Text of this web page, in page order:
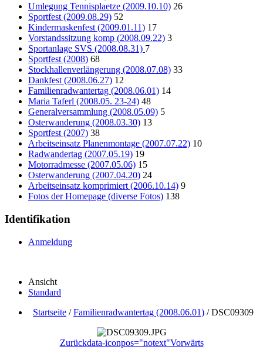
Umlegung Tennisplaetze (2009.10.10) 26
Sportfest (2009.08.29) 52
Kindermaskenfest (2009.01.11) 17
Vorstandssitzung komp (2008.09.22) 3
Sportanlage SVS (2008.08.31) 7
Sportfest (2008) 68
Stockhallenverlängerung (2008.07.08) 33
Dankfest (2008.06.27) 12
Familienradwantertag (2008.06.01) 14
Maria Taferl (2008.05. 23-24) 48
Generalversammlung (2008.05.09) 5
Osterwanderung (2008.03.30) 13
Sportfest (2007) 38
Arbeitseinsatz Planenmontage (2007.07.22) 10
Radwandertag (2007.05.19) 19
Motorradmesse (2007.05.06) 15
Osterwanderung (2007.04.20) 24
Arbeitseinsatz komprimiert (2006.10.14) 9
Fotos der Homepage (diverse Fotos) 138
Identifikation
Anmeldung
Ansicht
Standard
Startseite /Familienradwantertag (2008.06.01) /DSC09309
Zurückdata-iconpos="notext"Vorwärts